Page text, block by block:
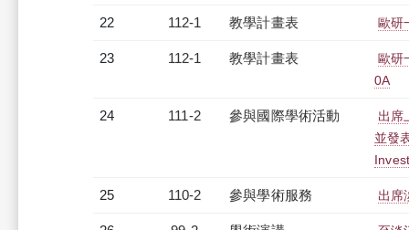
22 112-1 教學計畫表 歐研
23 112-1 教學計畫表
歐研
0A
24 111-2 參與國際學術活動
出席
並發
25 110-2 參與學術服務 出席